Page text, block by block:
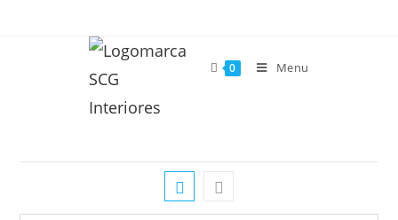
0 Menu